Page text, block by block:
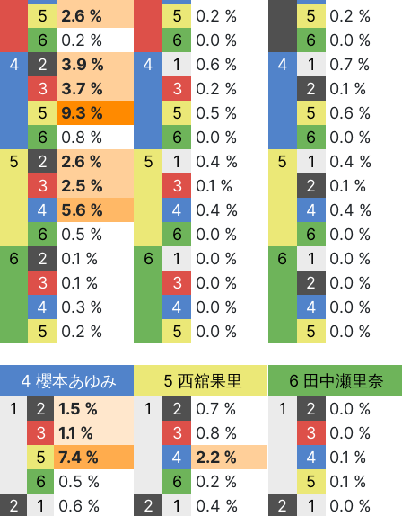
5
2.6 %
6
0.2 %
4
2
3.9 %
3
3.7 %
5
9.3 %
6
0.8 %
5
2
2.6 %
3
2.5 %
4
5.6 %
6
0.5 %
6
2
0.1 %
3
0.1 %
4
0.3 %
5
0.2 %
5
0.2 %
6
0.0 %
4
1
0.6 %
3
0.2 %
5
0.5 %
6
0.0 %
5
1
0.4 %
3
0.1 %
4
0.4 %
6
0.0 %
6
1
0.0 %
3
0.0 %
4
0.0 %
5
0.0 %
5
0.2 %
6
0.0 %
4
1
0.7 %
2
0.1 %
5
0.6 %
6
0.0 %
5
1
0.4 %
2
0.1 %
4
0.4 %
6
0.0 %
6
1
0.0 %
2
0.0 %
4
0.0 %
5
0.0 %
4 櫻本あゆみ
1
2
1.5 %
3
1.1 %
5
7.4 %
6
0.5 %
2
1
0.6 %
5 西舘果里
1
2
0.7 %
3
0.8 %
4
2.2 %
6
0.2 %
2
1
0.4 %
6 田中瀬里奈
1
2
0.0 %
3
0.0 %
4
0.1 %
5
0.1 %
2
1
0.0 %